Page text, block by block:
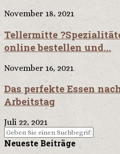
November 18, 2021
Tellermitte
online bestellen und...
November 16, 2021
Das perfekte Essen
Arbeitstag
Juli 22, 2021
Neueste Beiträge